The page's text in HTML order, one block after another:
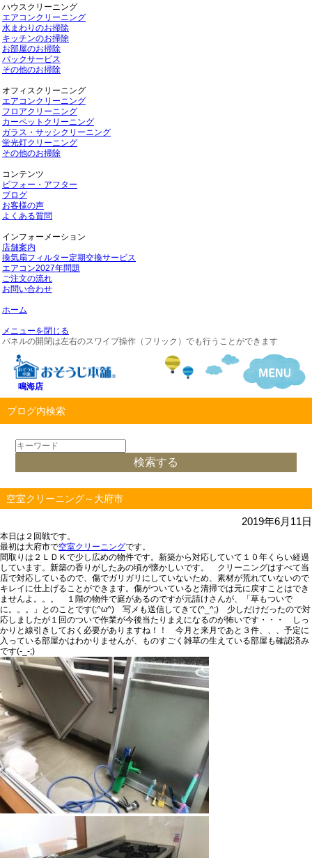
ハウスクリーニング
エアコンクリーニング
水まわりのお掃除
キッチンのお掃除
お部屋のお掃除
パックサービス
その他のお掃除
オフィスクリーニング
エアコンクリーニング
フロアクリーニング
カーペットクリーニング
ガラス・サッシクリーニング
蛍光灯クリーニング
その他のお掃除
コンテンツ
ビフォー・アフター
ブログ
お客様の声
よくある質問
インフォーメーション
店舗案内
換気扇フィルター定期交換サービス
エアコン2027年問題
ご注文の流れ
お問い合わせ
ホーム
メニューを閉じる
パネルの開閉は左右のスワイプ操作（フリック）でも行うことができます
鳴海店
ブログ内検索
空室クリーニング～大府市
2019年6月11日
本日は２回戦です。
最初は大府市で空室クリーニングです。
間取りは２ＬＤＫで少し広めの物件です。新築から対応していて１０年くらい経過
しています。新築の香りがしたあの頃が懐かしいです。 クリーニングはすべて当
店で対応しているので、傷でガリガリにしていないため、素材が荒れていないので
キレイに仕上げることができます。傷がついていると清掃では元に戻すことはでき
ませんよ。。。
１階の物件で庭があるのですが元請けさんが、「草もついで
に。。。」とのことです(;^ω^) 写メも送信してきて(^_^;) 少しだけだったので対
応しましたが １回のついで作業が今後当たりまえになるのが怖いです・・・
しっ
かりと線引きしておく必要がありますね！！ 今月と来月であと３件、、、予定に
入っている部屋かはわかりませんが、ものすごく雑草の生えている部屋も確認済み
です(-_-;)